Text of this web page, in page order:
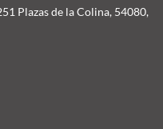
Plazas de la Colina, 54080,